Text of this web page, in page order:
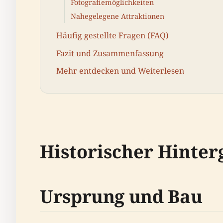
Fotografiemöglichkeiten
Nahegelegene Attraktionen
Häufig gestellte Fragen (FAQ)
Fazit und Zusammenfassung
Mehr entdecken und Weiterlesen
Historischer
Ursprung und Bau